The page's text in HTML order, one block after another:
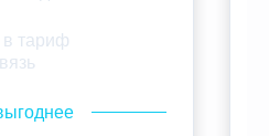
тариф